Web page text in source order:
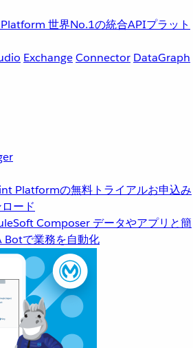
世界No.1の統合APIプラット
ExchangeConnector DataGraph
Platformの無料トライアルお申込み
ード
Composer データやアプリと簡
Botで業務を自動化